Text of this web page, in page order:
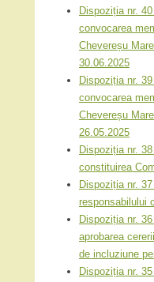
Dispoziția nr.
convocarea
Chevereșu
30.06.2025
Dispoziția nr.
convocarea
Chevereșu
26.05.2025
Dispoziția nr.
constituirea
Dispoziția nr.
responsabilului
Dispoziția nr.
aprobarea
de incluziune
Dispoziția nr.